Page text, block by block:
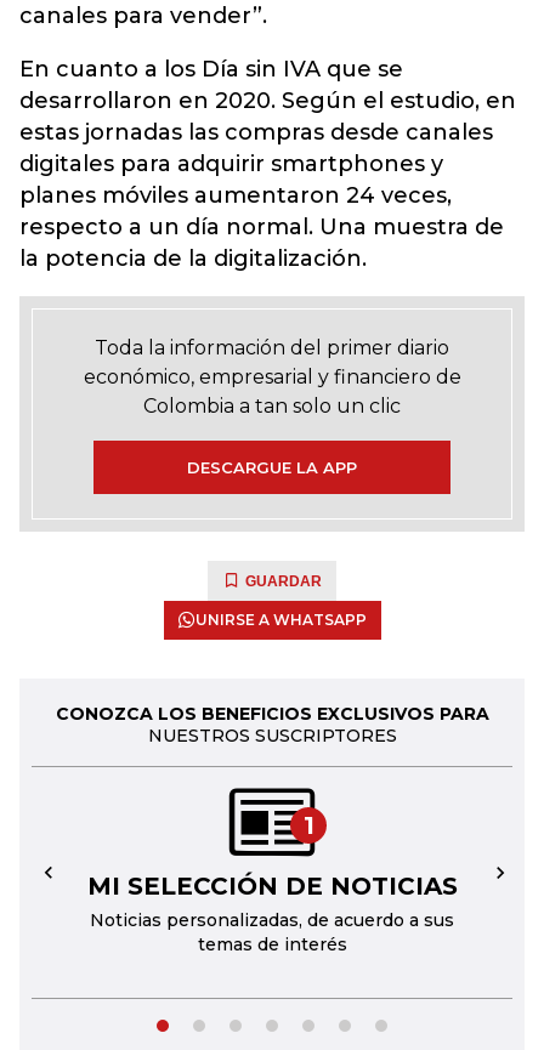
canales para vender”.
En cuanto a los Día sin IVA que se
desarrollaron en 2020. Según el estudio, en
estas jornadas las compras desde canales
digitales para adquirir smartphones y
planes móviles aumentaron 24 veces,
respecto a un día normal. Una muestra de
la potencia de la digitalización.
Toda la información del primer diario
económico, empresarial y financiero de
Colombia a tan solo un clic
DESCARGUE LA APP
GUARDAR
UNIRSE A WHATSAPP
CONOZCA LOS BENEFICIOS EXCLUSIVOS PARA
NUESTROS SUSCRIPTORES
1
MI SELECCIÓN DE NOTICIAS
Noticias personalizadas, de acuerdo a sus
temas de interés
← →